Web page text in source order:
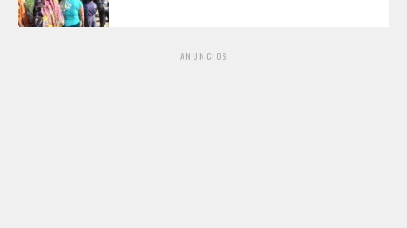
ANUNCIOS